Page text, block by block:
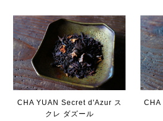
CHA YUAN Secret d'Azur ス
クレ ダズール
CHA